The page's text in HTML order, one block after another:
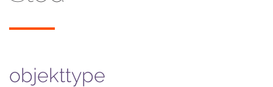
objekttype